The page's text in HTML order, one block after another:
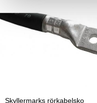
Skyllermarks rörkabelsko